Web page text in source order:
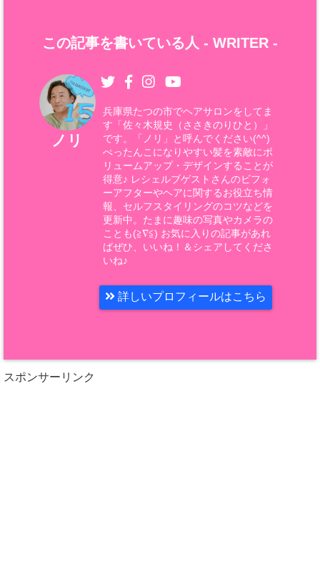
この記事を書いている人 - WRITER -
ノリ
兵庫県たつの市でヘアサロンをしてま
す「佐々木規史（ささきのりひと）」
です。「ノリ」と呼んでください(^^)
ぺったんこになりやすい髪を素敵にボ
リュームアップ・デザインすることが
得意♪ レシェルブゲストさんのビフォ
ーアフターやヘアに関するお役立ち情
報、セルフスタイリングのコツなどを
更新中。たまに趣味の写真やカメラの
ことも(≧∇≦) お気に入りの記事があれ
ばぜひ、いいね！＆シェアしてくださ
いね♪
詳しいプロフィールはこちら
スポンサーリンク